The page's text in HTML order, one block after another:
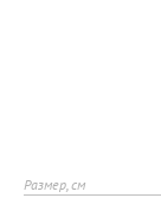
Размер, см